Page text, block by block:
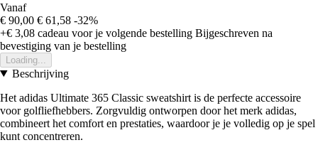
Vanaf
€ 90,00 € 61,58 -32%
+€ 3,08 cadeau voor je volgende bestelling Bijgeschreven na
bevestiging van je bestelling
Loading...
Beschrijving
Het adidas Ultimate 365 Classic sweatshirt is de perfecte accessoire
voor golfliefhebbers. Zorgvuldig ontworpen door het merk adidas,
combineert het comfort en prestaties, waardoor je je volledig op je spel
kunt concentreren.